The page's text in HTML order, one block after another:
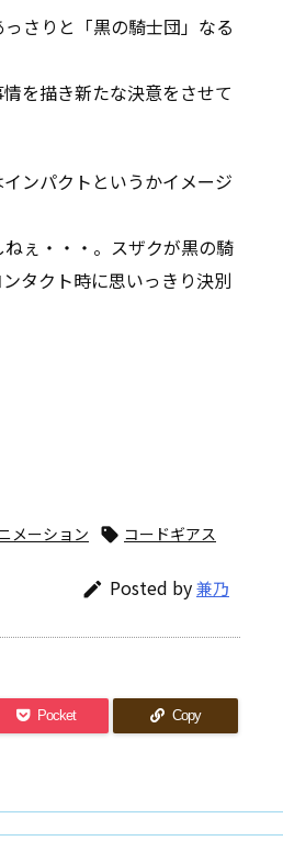
さりと「黒の騎士団」なる
を描き新たな決意をさせて
ンパクトというかイメージ
ぇ・・・。スザクが黒の騎
タクト時に思いっきり決別
メーション  コードギアス
 Posted by兼乃
Pocket Copy